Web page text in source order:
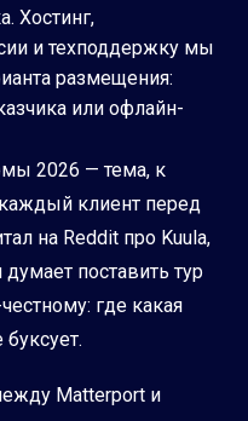
Хостинг,
и техподдержку мы
размещения:
или офлайн-
2026 — тема, к
клиент перед
на Reddit про Kuula,
поставить тур
где какая
Matterport и